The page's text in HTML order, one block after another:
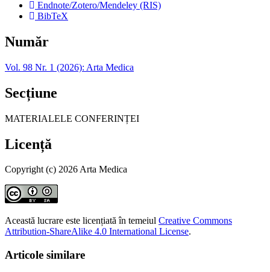
Endnote/Zotero/Mendeley (RIS)
BibTeX
Număr
Vol. 98 Nr. 1 (2026): Arta Medica
Secțiune
MATERIALELE CONFERINȚEI
Licență
Copyright (c) 2026 Arta Medica
Această lucrare este licențiată în temeiul Creative Commons
Attribution-ShareAlike 4.0 International License.
Articole similare